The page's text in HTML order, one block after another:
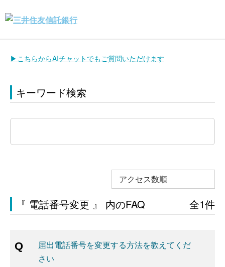
▶こちらからAIチャットでもご質問いただけます
キーワード検索
アクセス数順
『 電話番号変更 』 内のFAQ 全1件
届出電話番号を変更する方法を教えてくだ
さい